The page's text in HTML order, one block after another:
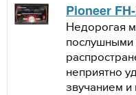
Pioneer
Недорогая
послушными
неприятно
звучанием